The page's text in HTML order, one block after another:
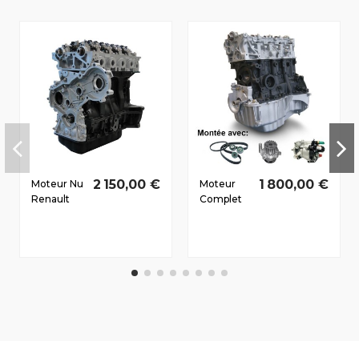
Moteur Nu
Renault
2 150,00 €
Moteur
Complet
dCi
1 800,00 €